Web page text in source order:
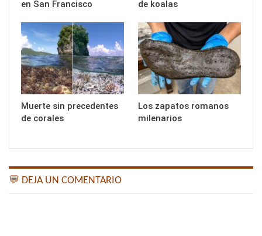
en San Francisco
de koalas
Muerte sin precedentes
de corales
Los zapatos romanos
milenarios
💬 DEJA UN COMENTARIO